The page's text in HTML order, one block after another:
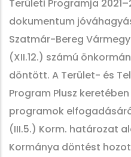
Területi Programja
dokumentum
Szatmár-Bereg
(XII.12.) számú
döntött. A Terület- és
Program Plusz
programok
(III.5.) Korm. határozat
Kormánya döntést